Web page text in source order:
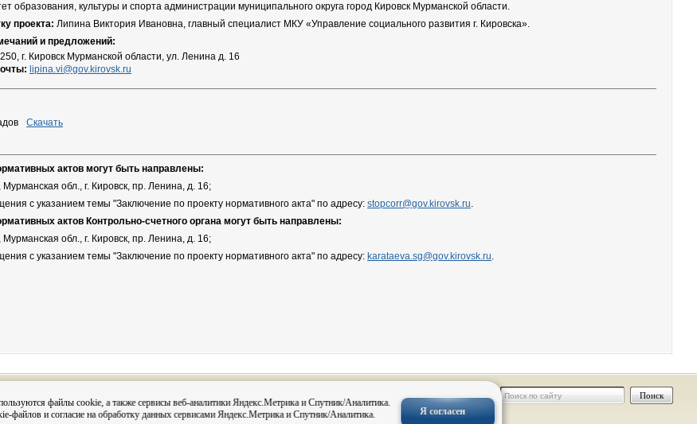
файлы cookie, а также сервисы веб-аналитики Яндекс.Метрика и Спутник/Аналитика.
файлов и согласие на обработку данных сервисами Яндекс.Метрика и Спутник/Аналитика.
Я согласен
образования, культуры и спорта администрации муниципального округа город Кировск Мурманской области.
проекта: Липина Виктория Ивановна, главный специалист МКУ «Управление социального развития г. Кировска».
и предложений:
г. Кировск Мурманской области, ул. Ленина д. 16
lipina.vi@gov.kirovsk.ru
Скачать
актов могут быть направлены:
обл., г. Кировск, пр. Ленина, д. 16;
с указанием темы "Заключение по проекту нормативного акта" по адресу: stopcorr@gov.kirovsk.ru.
актов Контрольно-счетного органа могут быть направлены:
обл., г. Кировск, пр. Ленина, д. 16;
с указанием темы "Заключение по проекту нормативного акта" по адресу: karataeva.sg@gov.kirovsk.ru.
данных в соответствии с 152-ФЗ О персональных данных и
Постановления администрации города Кировска «О персональных